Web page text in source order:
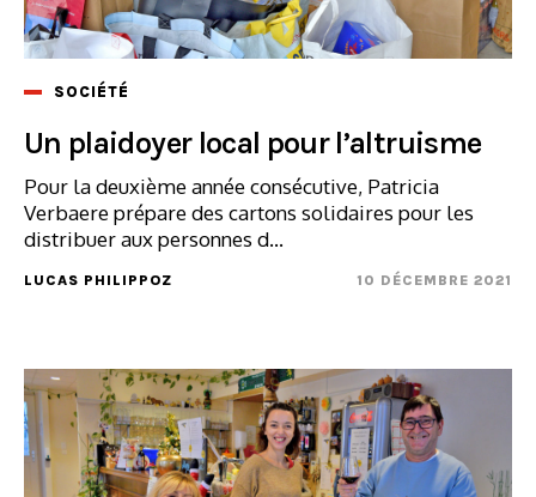
SOCIÉTÉ
Un plaidoyer local pour l’altruisme
Pour la deuxième année consécutive, Patricia
Verbaere prépare des cartons solidaires pour les
distribuer aux personnes d...
LUCAS PHILIPPOZ 10 DÉCEMBRE 2021